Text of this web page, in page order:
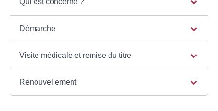
Démarche
Visite médicale et remise du titre
Renouvellement